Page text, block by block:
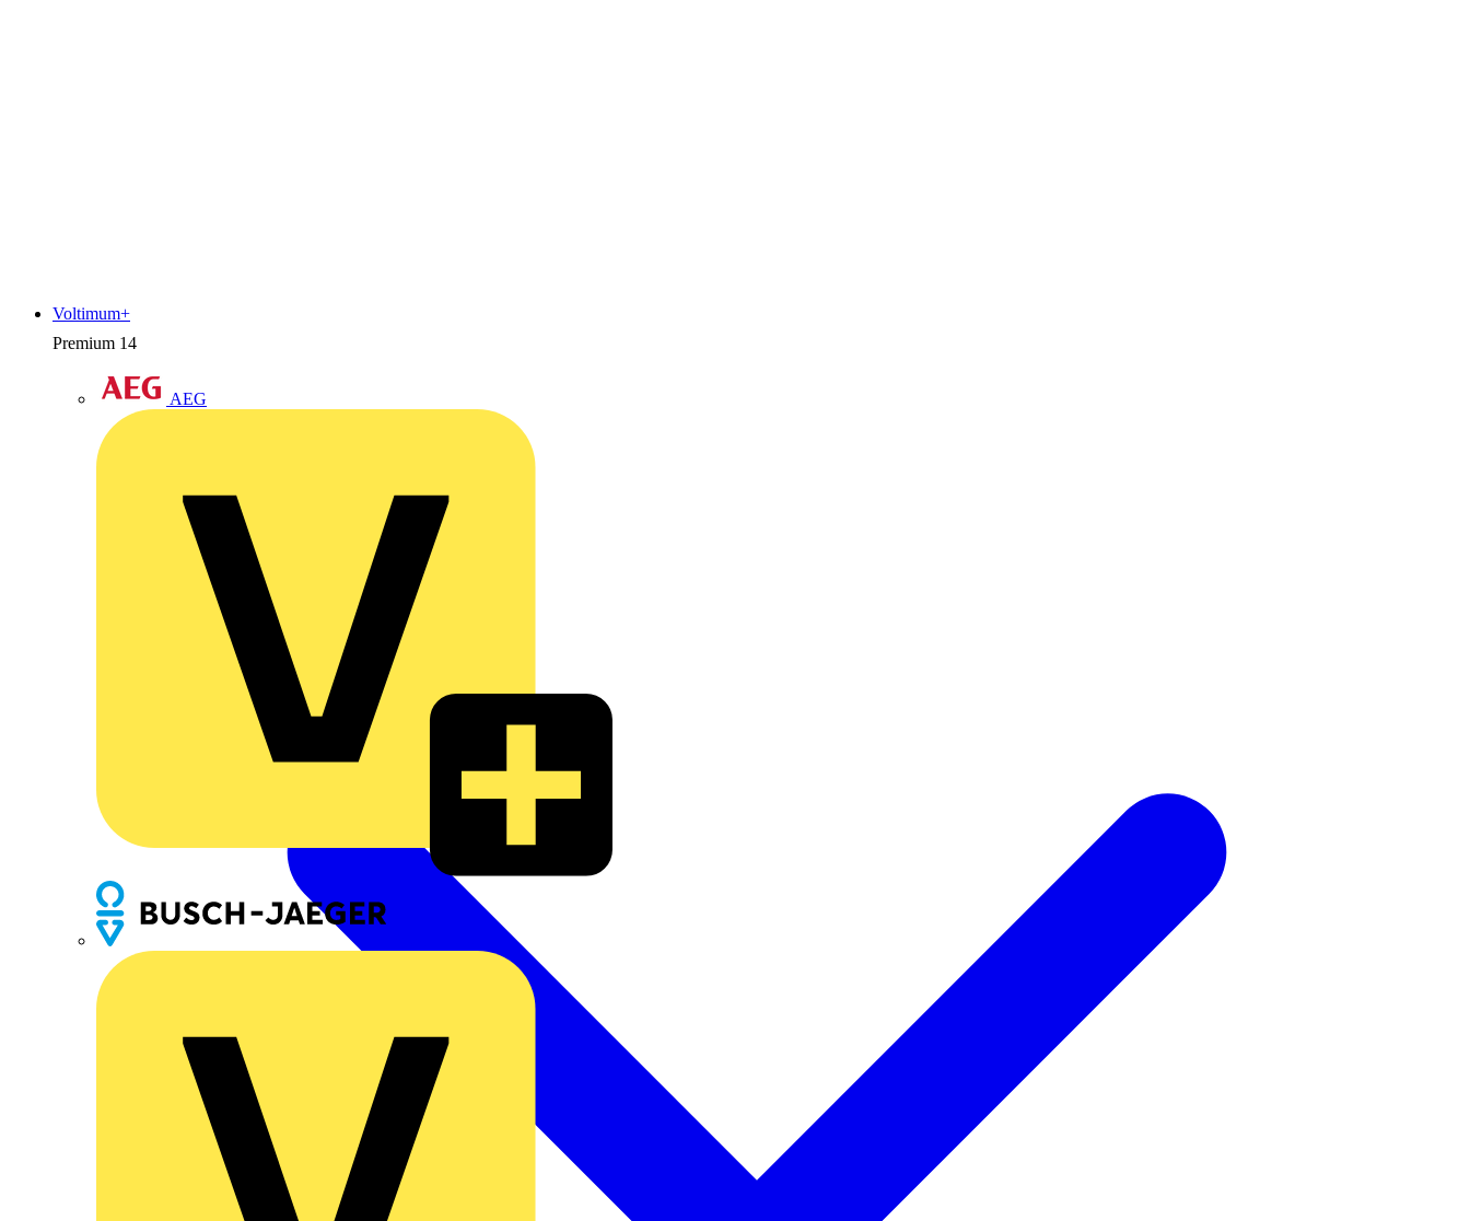
Premium 14
AEG
Voltimum+